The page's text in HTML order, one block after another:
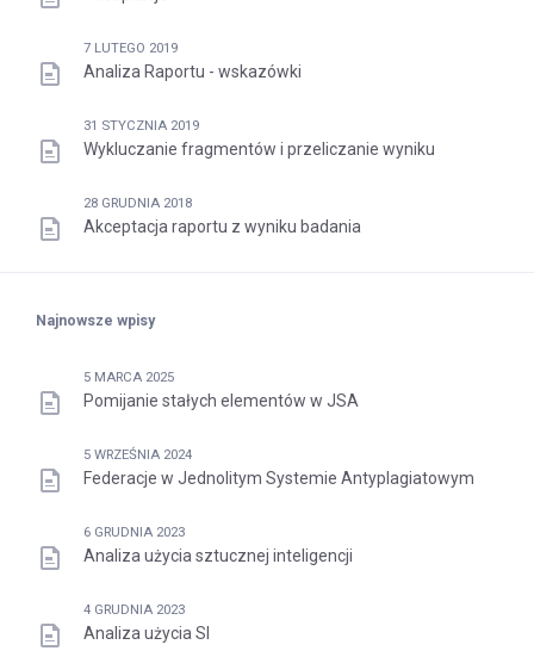
7 LUTEGO 2019
Analiza Raportu - wskazówki
31 STYCZNIA 2019
Wykluczanie fragmentów i przeliczanie wyniku
28 GRUDNIA 2018
Akceptacja raportu z wyniku badania
Najnowsze wpisy
5 MARCA 2025
Pomijanie stałych elementów w JSA
5 WRZEŚNIA 2024
Federacje w Jednolitym Systemie Antyplagiatowym
6 GRUDNIA 2023
Analiza użycia sztucznej inteligencji
4 GRUDNIA 2023
Analiza użycia SI